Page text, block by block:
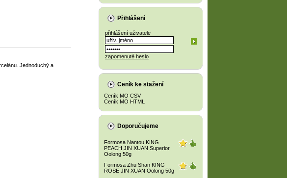
Jednoduchý a
Přihlášení
přihlášení uživatele
zapomenuté heslo
Ceník ke stažení
Ceník MO CSV
Ceník MO HTML
Doporučujeme
Formosa Nantou KING
PEACH JIN XUAN Superior
Oolong 50g
Formosa Zhu Shan KING
ROSE JIN XUAN Oolong 50g